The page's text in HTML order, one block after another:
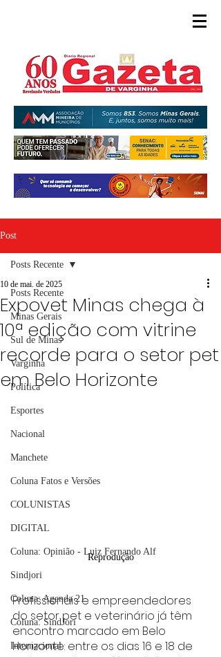
Post
Posts Recente
Minas Gerais
Sul de Minas
Varginha
Política
Esportes
Nacional
Manchete
Coluna Fatos e Versões
COLUNISTAS
DIGITAL
Coluna: Opinião - Luiz Fernando Alf
Sindjori
Coluna: Agenda 21
Coluna: SindJori
Internacional
Posts Recente
Expovet Minas chega à
10ª edição com vitrine
recorde para o setor pet
em Belo Horizonte
10 de mai. de 2025
Reprodução
Profissionais e empreendedores
do setor pet e veterinário já têm
encontro marcado em Belo
Horizonte: entre os dias 16 e 18 de